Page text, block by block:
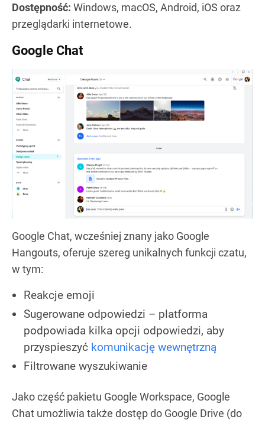
Dostępność: Windows, macOS, Android, iOS oraz
przeglądarki internetowe.
Google Chat
Google Chat, wcześniej znany jako Google
Hangouts, oferuje szereg unikalnych funkcji czatu,
w tym:
Reakcje emoji
Sugerowane odpowiedzi – platforma
podpowiada kilka opcji odpowiedzi, aby
przyspieszyć komunikację wewnętrzną
Filtrowane wyszukiwanie
Jako część pakietu Google Workspace, Google
Chat umożliwia także dostęp do Google Drive (do